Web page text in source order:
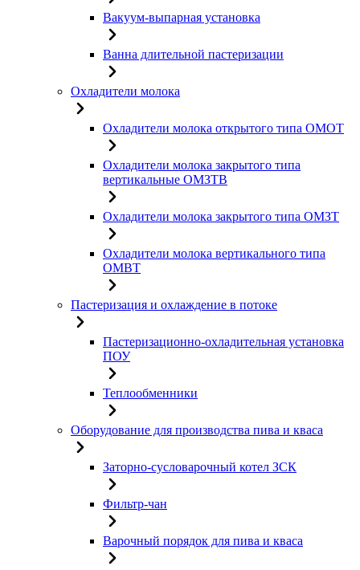
Вакуум-выпарная установка
Ванна длительной пастеризации
Охладители молока
Охладители молока открытого типа ОМОТ
Охладители молока закрытого типа
вертикальные ОМЗТВ
Охладители молока закрытого типа ОМЗТ
Охладители молока вертикального типа
ОМВТ
Пастеризация и охлаждение в потоке
Пастеризационно-охладительная установка
ПОУ
Теплообменники
Оборудование для производства пива и кваса
Заторно-сусловарочный котел ЗСК
Фильтр-чан
Варочный порядок для пива и кваса